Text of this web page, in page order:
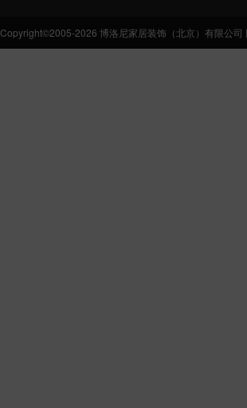
Copyright©2005-2026 博洛尼家居装饰（北京）有限公